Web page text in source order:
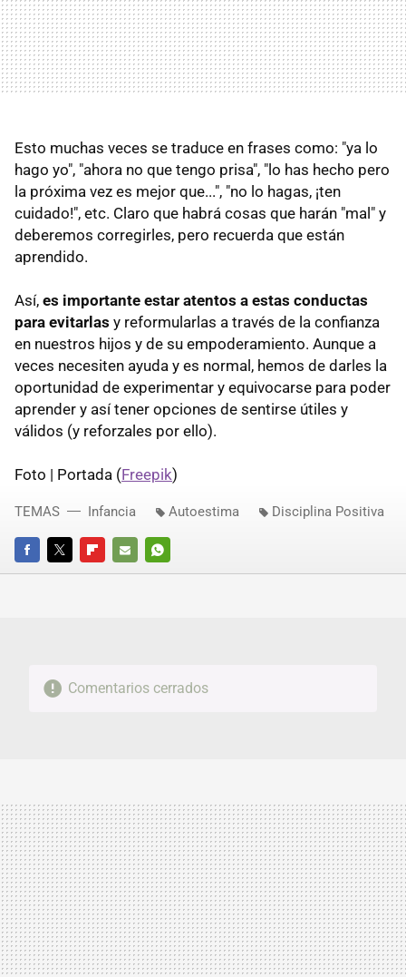
Esto muchas veces se traduce en frases como: "ya lo
hago yo", "ahora no que tengo prisa", "lo has hecho pero
la próxima vez es mejor que...", "no lo hagas, ¡ten
cuidado!", etc. Claro que habrá cosas que harán "mal" y
deberemos corregirles, pero recuerda que están
aprendido.
Así, es importante estar atentos a estas conductas
para evitarlas y reformularlas a través de la confianza
en nuestros hijos y de su empoderamiento. Aunque a
veces necesiten ayuda y es normal, hemos de darles la
oportunidad de experimentar y equivocarse para poder
aprender y así tener opciones de sentirse útiles y
válidos (y reforzales por ello).
Foto | Portada (Freepik)
FACEBOOKTWITTERFLIPBOARD
E-
WHATSAPP
TEMAS Infancia Autoestima Disciplina Positiva
Comentarios cerrados